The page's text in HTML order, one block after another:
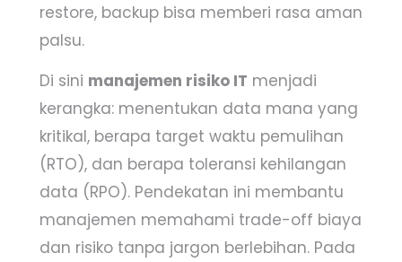
restore, backup bisa memberi rasa aman
palsu.
Di sini manajemen risiko IT menjadi
kerangka: menentukan data mana yang
kritikal, berapa target waktu pemulihan
(RTO), dan berapa toleransi kehilangan
data (RPO). Pendekatan ini membantu
manajemen memahami trade-off biaya
dan risiko tanpa jargon berlebihan. Pada